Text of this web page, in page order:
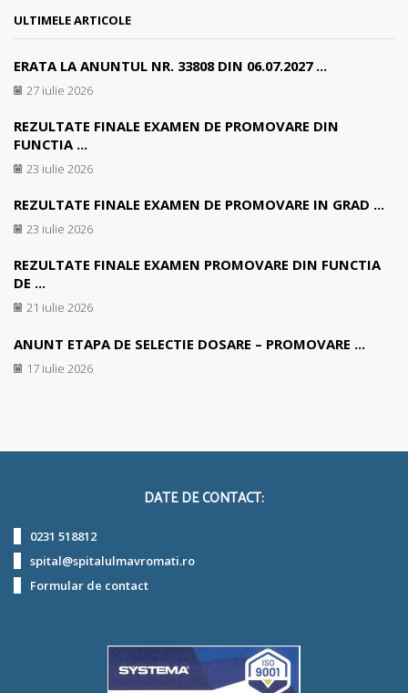
ULTIMELE ARTICOLE
ERATA LA ANUNTUL NR. 33808 DIN 06.07.2027 ...
27 iulie 2026
REZULTATE FINALE EXAMEN DE PROMOVARE DIN
FUNCTIA ...
23 iulie 2026
REZULTATE FINALE EXAMEN DE PROMOVARE IN GRAD ...
23 iulie 2026
REZULTATE FINALE EXAMEN PROMOVARE DIN FUNCTIA
DE ...
21 iulie 2026
ANUNT ETAPA DE SELECTIE DOSARE – PROMOVARE ...
17 iulie 2026
DATE DE CONTACT:
0231 518812
spital@spitalulmavromati.ro
Formular de contact